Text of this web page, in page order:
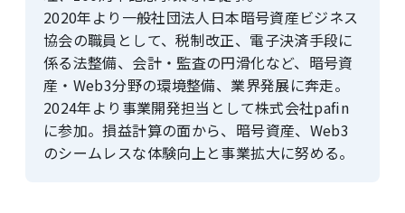
2020年より一般社団法人日本暗号資産ビジネス
協会の職員として、税制改正、電子決済手段に
係る法整備、会計・監査の円滑化など、暗号資
産・Web3分野の環境整備、業界発展に奔走。
2024年より事業開発担当として株式会社pafin
に参加。損益計算の面から、暗号資産、Web3
のシームレスな体験向上と事業拡大に努める。